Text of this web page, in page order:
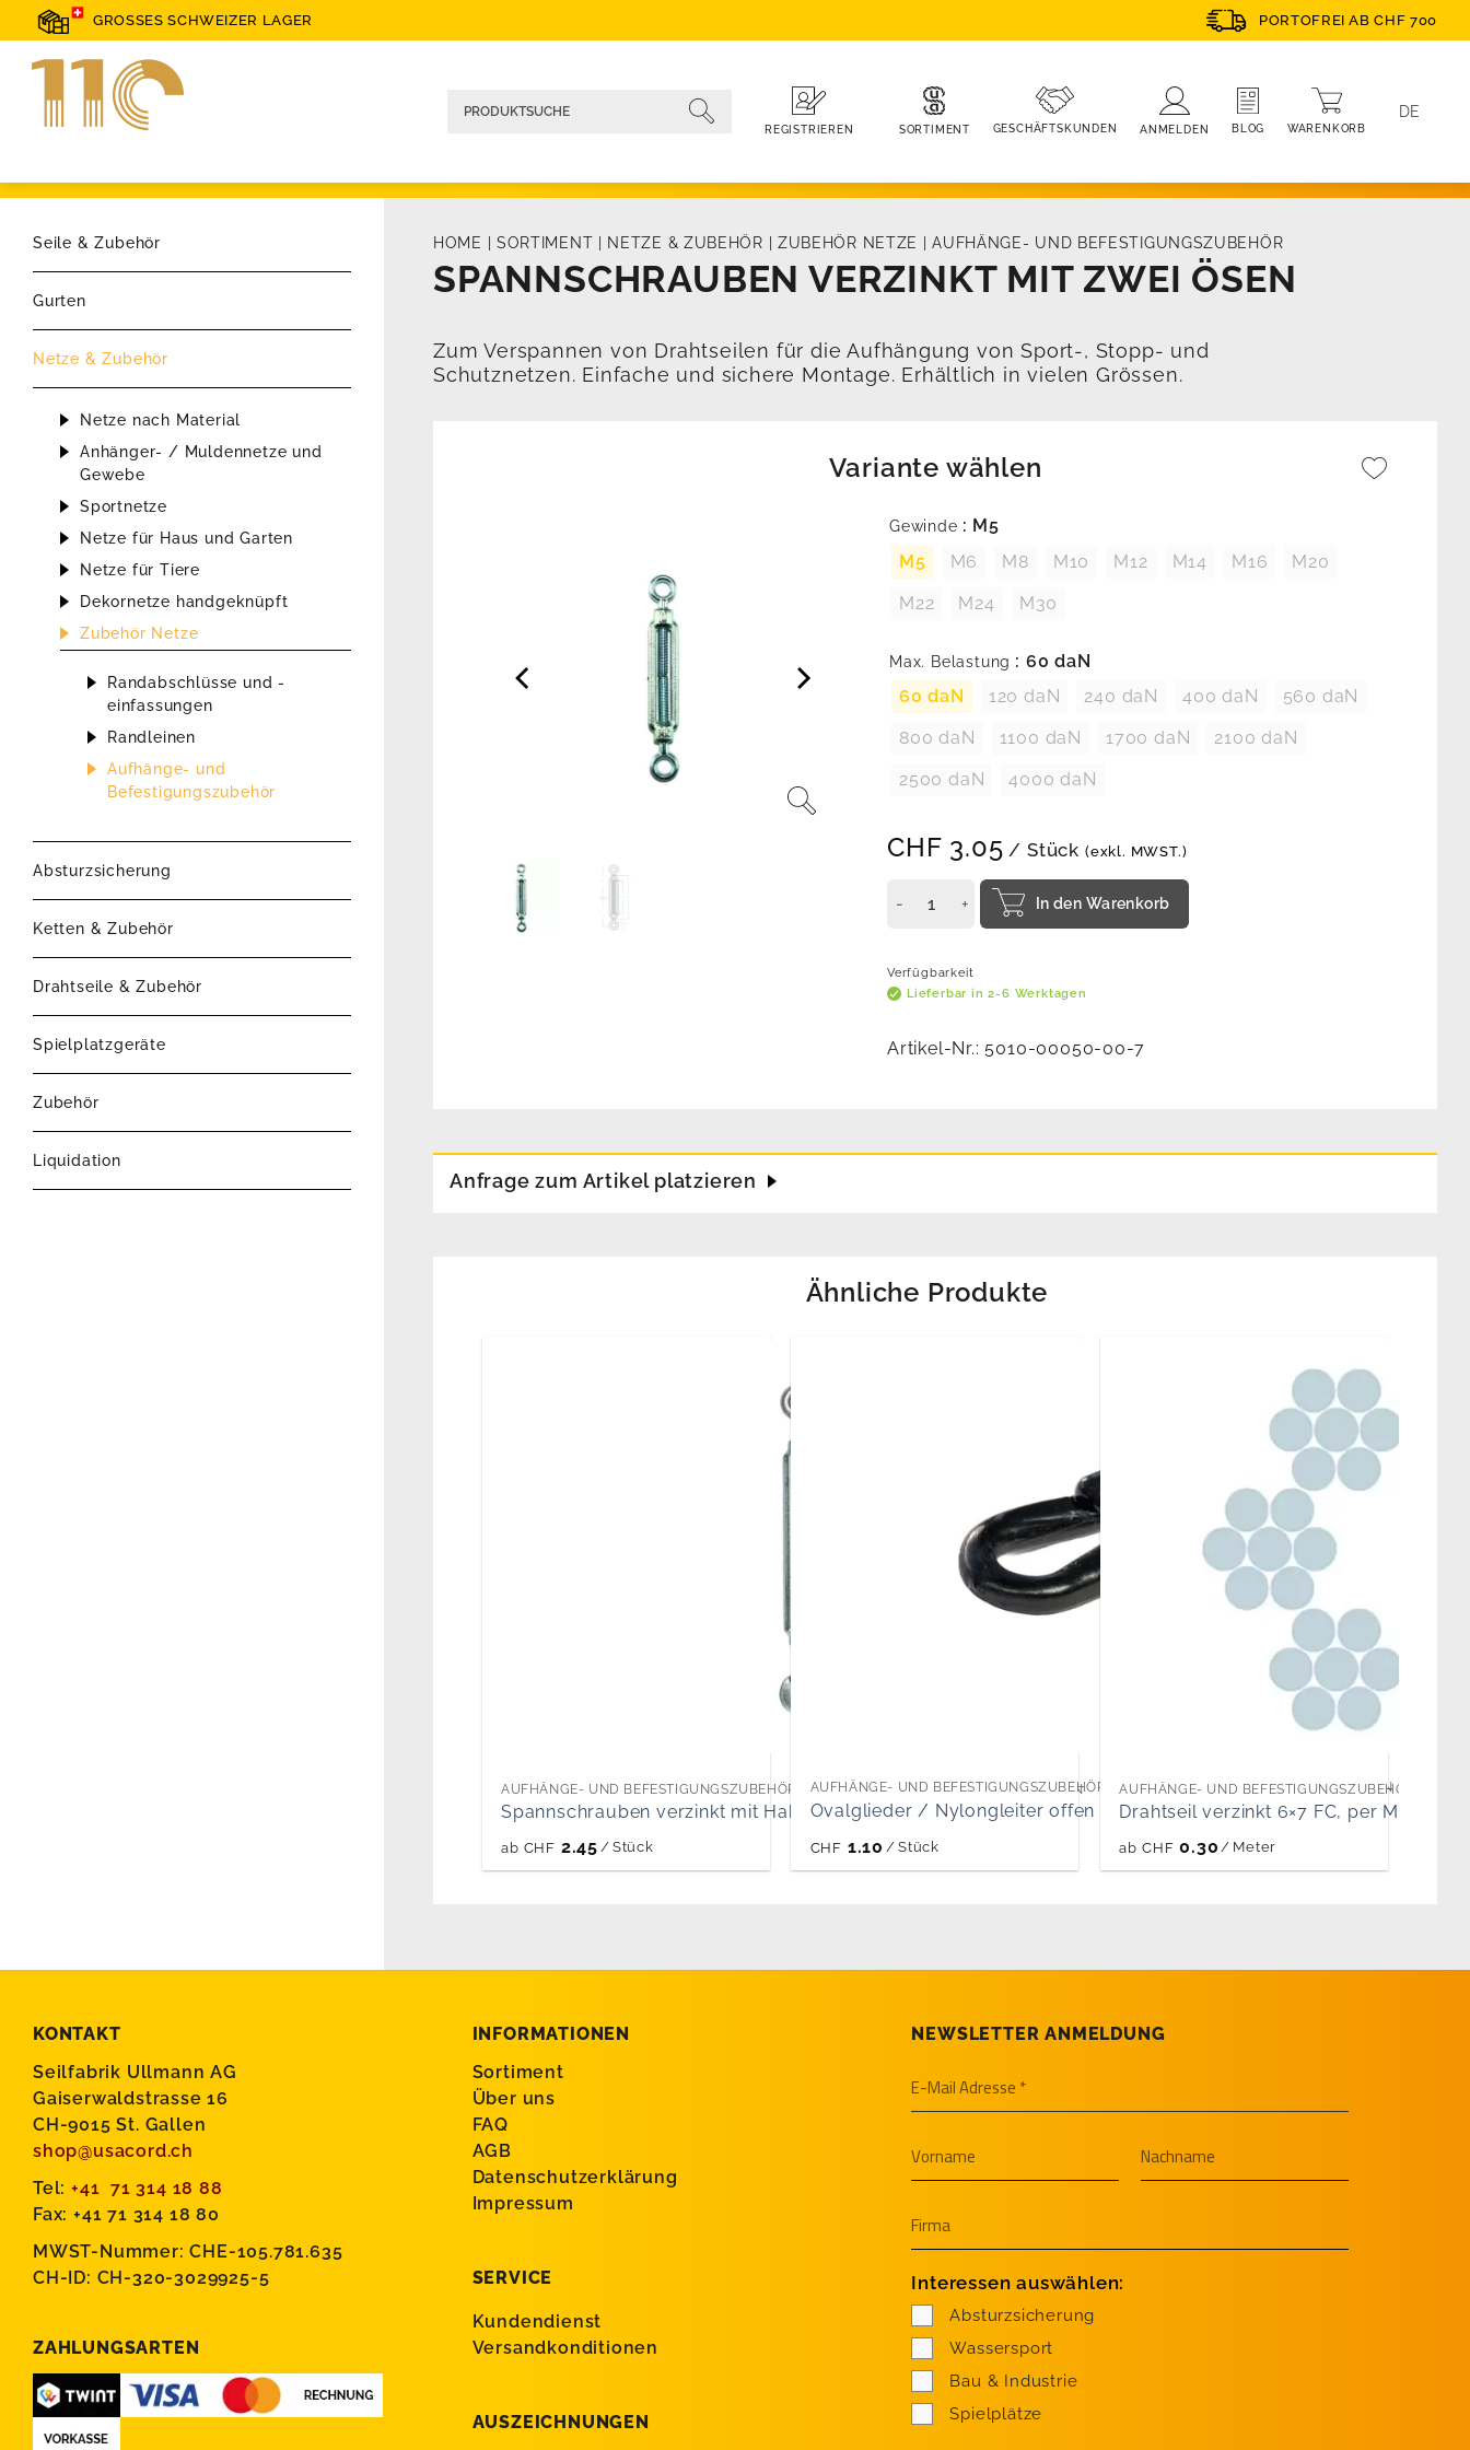
GROSSES SCHWEIZER LAGER PORTOFREI AB CHF 700
REGISTRIEREN SORTIMENT GESCHÄFTSKUNDEN ANMELDEN BLOG WARENKORB
DE
Seile & Zubehör
Gurten
Netze & Zubehör
Netze nach Material
Anhänger- / Muldennetze und
Gewebe
Sportnetze
Netze für Haus und Garten
Netze für Tiere
Dekornetze handgeknüpft
Zubehör Netze
Randabschlüsse und -
einfassungen
Randleinen
Aufhänge- und
Befestigungszubehör
Absturzsicherung
Ketten & Zubehör
Drahtseile & Zubehör
Spielplatzgeräte
Zubehör
Liquidation
HOME SORTIMENT NETZE & ZUBEHÖR ZUBEHÖR NETZE |AUFHÄNGE- UND BEFESTIGUNGSZUBEHÖR
SPANNSCHRAUBEN VERZINKT MIT ZWEI ÖSEN
Zum Verspannen von Drahtseilen für die Aufhängung von Sport-, Stopp- und
Schutznetzen. Einfache und sichere Montage. Erhältlich in vielen Grössen.
Variante wählen
Gewinde : M5
M5
M6 M8 M10 M12 M14 M16
M20
M22
M24 M30
Max. Belastung : 60 daN
60 daN
120 daN 240 daN 400 daN
560 daN
800 daN
1100 daN 1700 daN
2100 daN
2500 daN
4000 daN
CHF 3.05 / Stück (exkl. MWST.)
In den Warenkorb
Verfügbarkeit
Lieferbar in 2-6 Werktagen
Artikel-Nr.:5010-00050-00-7
Anfrage zum Artikel platzieren
Ähnliche Produkte
AUFHÄNGE- UND BEFESTIGUNGSZUBEHÖR ZU SPORT-, STOPP- UND SCHUTZNETZEN
Spannschrauben verzinkt mit Haken und Öse
ab CHF 2.45 / Stück
AUFHÄNGE- UND BEFESTIGUNGSZUBEHÖR ZU SPORT-, STOPP- UND SCHUTZNETZEN
Ovalglieder / Nylongleiter offen
CHF 1.10 / Stück
AUFHÄNGE- UND BEFESTIGUNGSZUBEHÖR ZU
Drahtseil verzinkt 6×7 FC, per Meter
ab CHF 0.30 / Meter
KONTAKT
Seilfabrik Ullmann AG
Gaiserwaldstrasse 16
CH-9015 St. Gallen
shop@usacord.ch
Tel: +41 71 314 18 88
Fax: +41 71 314 18 80
MWST-Nummer: CHE-105.781.635
CH-ID: CH-320-3029925-5
ZAHLUNGSARTEN
INFORMATIONEN
Sortiment
Über uns
FAQ
AGB
Datenschutzerklärung
Impressum
SERVICE
Kundendienst
Versandkonditionen
AUSZEICHNUNGEN
NEWSLETTER ANMELDUNG
Interessen auswählen:
Absturzsicherung
Wassersport
Bau & Industrie
Spielplätze